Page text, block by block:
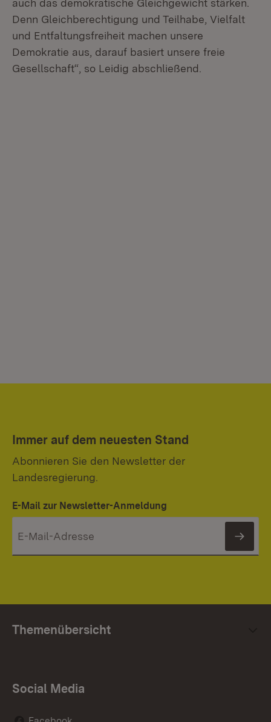
auch das demokratische Gleichgewicht stärken.
Denn Gleichberechtigung und Teilhabe, Vielfalt
und Entfaltungsfreiheit machen unsere
Demokratie aus, darauf basiert unsere freie
Gesellschaft“, so Leidig abschließend.
Immer auf dem neuesten Stand
Abonnieren Sie den Newsletter der
Landesregierung.
E-Mail zur Newsletter-Anmeldung
Themenübersicht
Social Media